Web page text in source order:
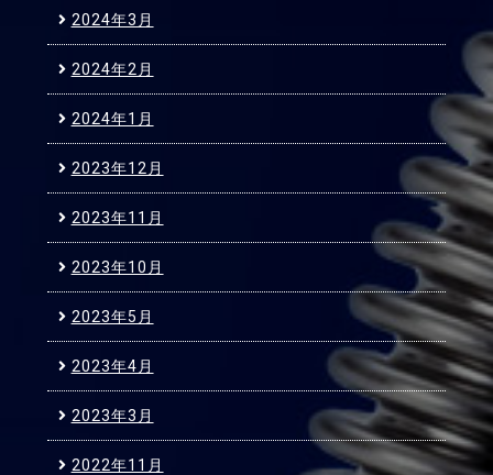
2024年3月
2024年2月
2024年1月
2023年12月
2023年11月
2023年10月
2023年5月
2023年4月
2023年3月
2022年11月